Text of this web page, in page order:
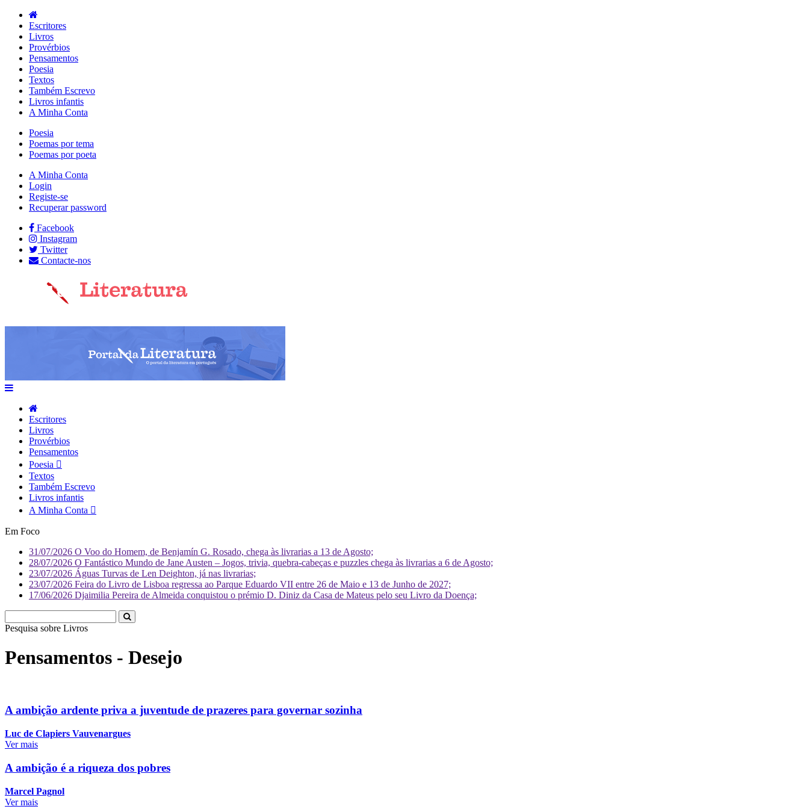
Escritores
Livros
Provérbios
Pensamentos
Poesia
Textos
Também Escrevo
Livros infantis
A Minha Conta
Poesia
Poemas por tema
Poemas por poeta
A Minha Conta
Login
Registe-se
Recuperar password
Facebook
Instagram
Twitter
Contacte-nos
Escritores
Livros
Provérbios
Pensamentos
Poesia
Textos
Também Escrevo
Livros infantis
A Minha Conta
Em Foco
31/07/2026 O Voo do Homem, de Benjamín G. Rosado, chega às livrarias a 13 de Agosto;
28/07/2026 O Fantástico Mundo de Jane Austen – Jogos, trivia, quebra-cabeças e puzzles chega às livrarias a 6 de Agosto;
23/07/2026 Águas Turvas de Len Deighton, já nas livrarias;
23/07/2026 Feira do Livro de Lisboa regressa ao Parque Eduardo VII entre 26 de Maio e 13 de Junho de 2027;
17/06/2026 Djaimilia Pereira de Almeida conquistou o prémio D. Diniz da Casa de Mateus pelo seu Livro da Doença;
Pesquisa sobre L
Pensamentos - Desejo
A ambição ardente priva a juventude de prazeres para governar sozinha
Luc de Clapiers Vauvenargues
Ver mais
A ambição é a riqueza dos pobres
Marcel Pagnol
Ver mais